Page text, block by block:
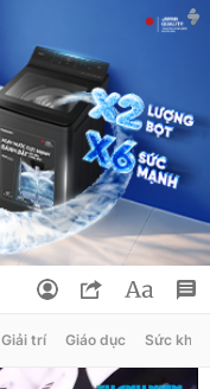
Giải trí Giáo dục Sức khỏe